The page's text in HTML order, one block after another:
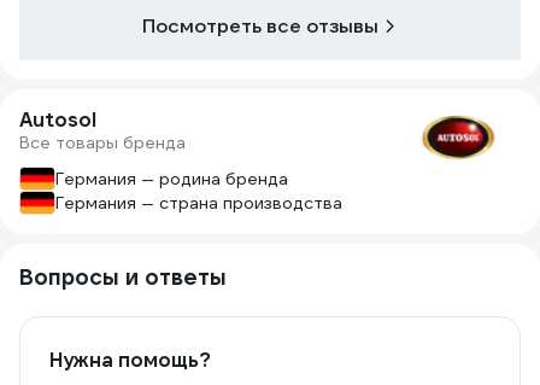
Посмотреть все отзывы
Autosol
Все товары бренда
Германия — родина бренда
Германия — страна производства
Вопросы и ответы
Нужна помощь?